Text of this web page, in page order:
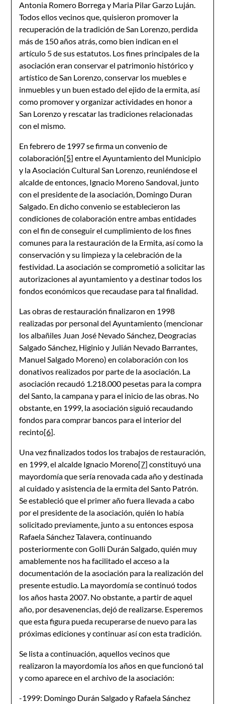
Antonia Romero Borrega y Maria Pilar Garzo Luján.
Todos ellos vecinos que, quisieron promover la
recuperación de la tradición de San Lorenzo, perdida
más de 150 años atrás, como bien indican en el
artículo 5 de sus estatutos. Los fines principales de la
asociación eran conservar el patrimonio histórico y
artístico de San Lorenzo, conservar los muebles e
inmuebles y un buen estado del ejido de la ermita, así
como promover y organizar actividades en honor a
San Lorenzo y rescatar las tradiciones relacionadas
con el mismo.
En febrero de 1997 se firma un convenio de
colaboración[5] entre el Ayuntamiento del Municipio
y la Asociación Cultural San Lorenzo, reuniéndose el
alcalde de entonces, Ignacio Moreno Sandoval, junto
con el presidente de la asociación, Domingo Duran
Salgado. En dicho convenio se establecieron las
condiciones de colaboración entre ambas entidades
con el fin de conseguir el cumplimiento de los fines
comunes para la restauración de la Ermita, así como la
conservación y su limpieza y la celebración de la
festividad. La asociación se comprometió a solicitar las
autorizaciones al ayuntamiento y a destinar todos los
fondos económicos que recaudase para tal finalidad.
Las obras de restauración finalizaron en 1998
realizadas por personal del Ayuntamiento (mencionar
los albañiles Juan José Nevado Sánchez, Deogracias
Salgado Sánchez, Higinio y Julián Nevado Barrantes,
Manuel Salgado Moreno) en colaboración con los
donativos realizados por parte de la asociación. La
asociación recaudó 1.218.000 pesetas para la compra
del Santo, la campana y para el inicio de las obras. No
obstante, en 1999, la asociación siguió recaudando
fondos para comprar bancos para el interior del
recinto[6].
Una vez finalizados todos los trabajos de restauración,
en 1999, el alcalde Ignacio Moreno[7] constituyó una
mayordomía que sería renovada cada año y destinada
al cuidado y asistencia de la ermita del Santo Patrón.
Se estableció que el primer año fuera llevada a cabo
por el presidente de la asociación, quién lo había
solicitado previamente, junto a su entonces esposa
Rafaela Sánchez Talavera, continuando
posteriormente con Golli Durán Salgado, quién muy
amablemente nos ha facilitado el acceso a la
documentación de la asociación para la realización del
presente estudio. La mayordomía se continuó todos
los años hasta 2007. No obstante, a partir de aquel
año, por desavenencias, dejó de realizarse. Esperemos
que esta figura pueda recuperarse de nuevo para las
próximas ediciones y continuar así con esta tradición.
Se lista a continuación, aquellos vecinos que
realizaron la mayordomía los años en que funcionó tal
y como aparece en el archivo de la asociación:
-1999: Domingo Durán Salgado y Rafaela Sánchez